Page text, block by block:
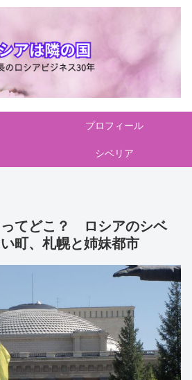
プロフィール
シベリア
ってどこ？ ロシアのシベ
町、札幌と姉妹都市